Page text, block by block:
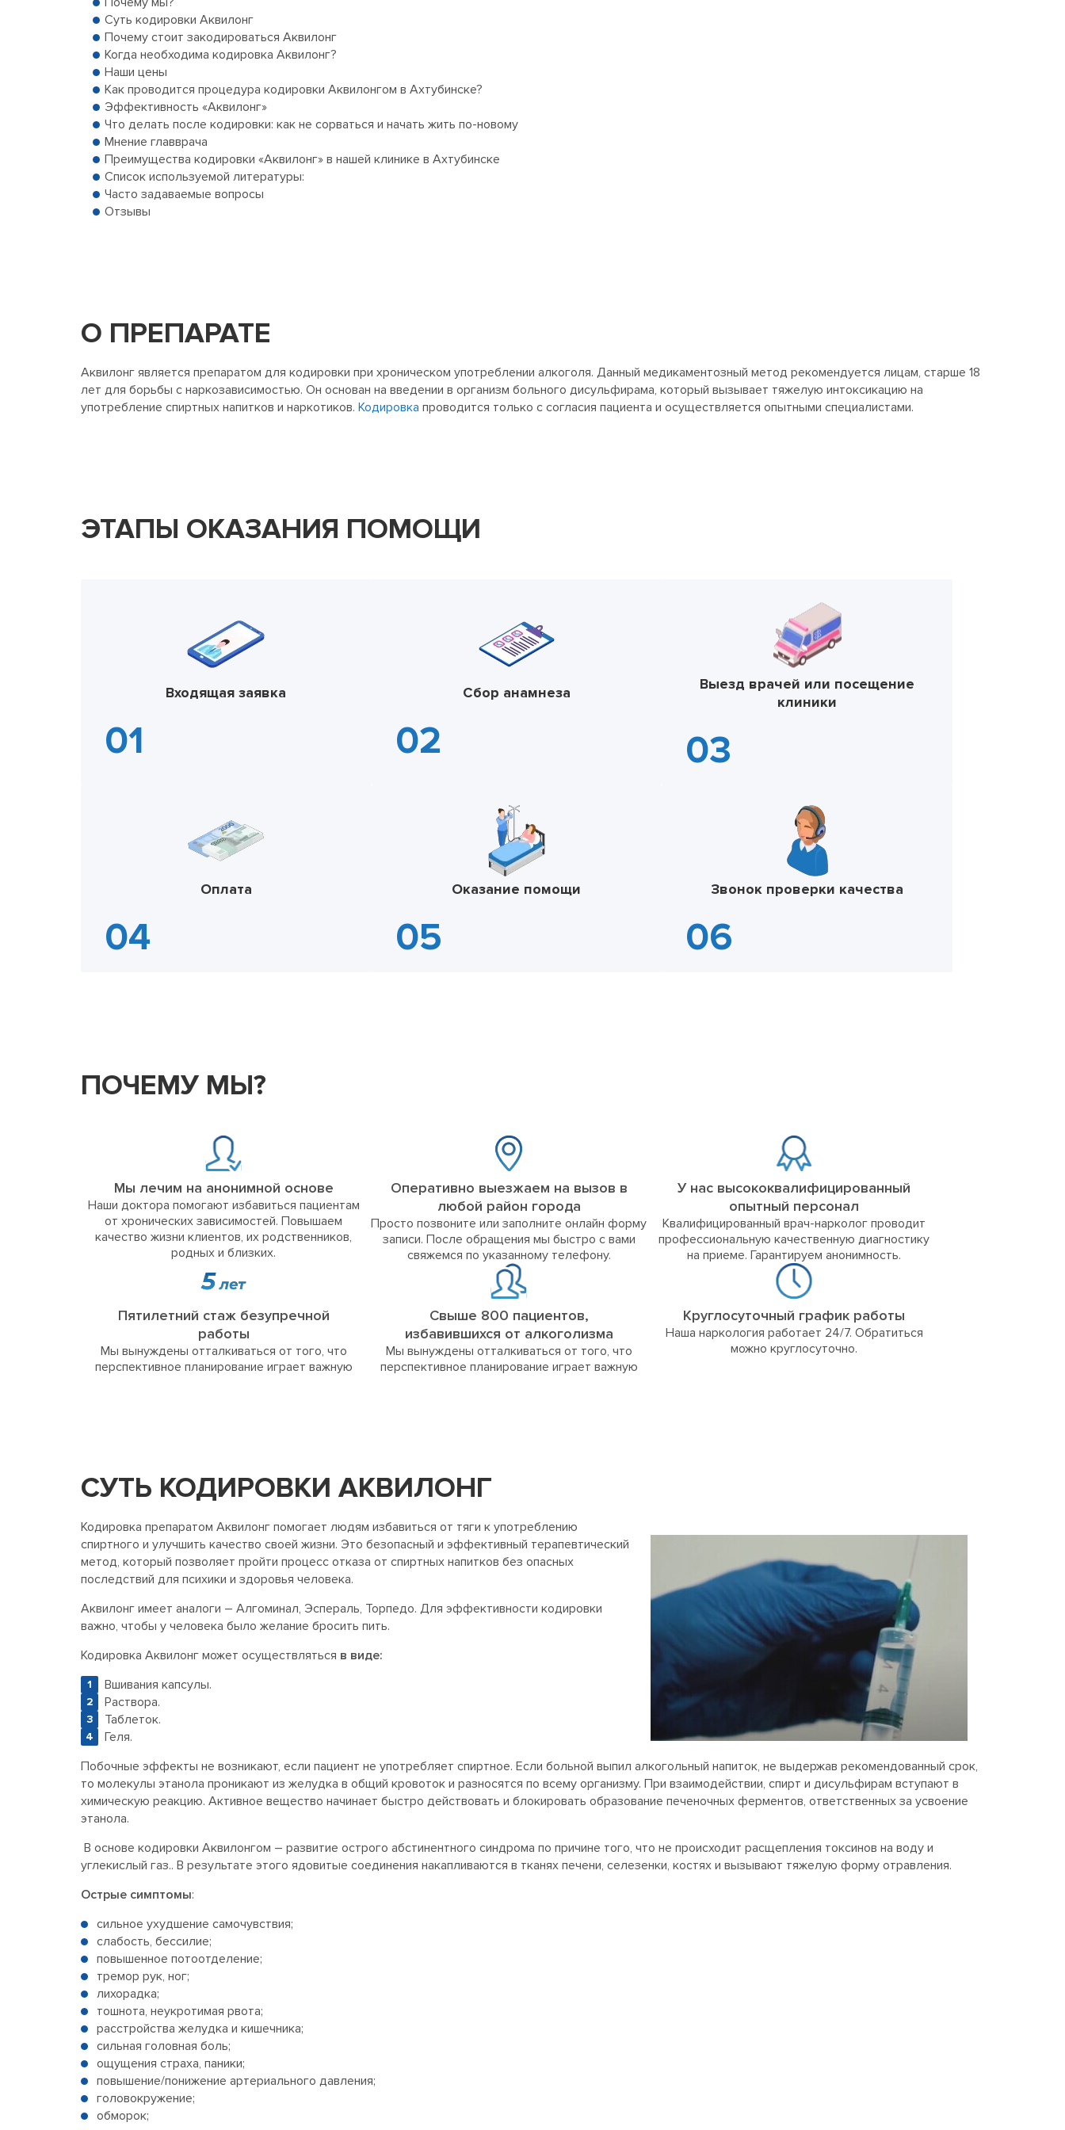
Суть кодировки Аквилонг
Почему стоит закодироваться Аквилонг
Когда необходима кодировка Аквилонг?
Наши цены
Как проводится процедура кодировки Аквилонгом в Ахтубинске?
Эффективность «Аквилонг»
Что делать после кодировки: как не сорваться и начать жить по-новому
Мнение главврача
Преимущества кодировки «Аквилонг» в нашей клинике в Ахтубинске
Список используемой литературы:
Часто задаваемые вопросы
Отзывы
О ПРЕПАРАТЕ
Аквилонг является препаратом для кодировки при хроническом употреблении алкоголя. Данный медикаментозный метод рекомендуется лицам, старше 18
лет для борьбы с наркозависимостью. Он основан на введении в организм больного дисульфирама, который вызывает тяжелую интоксикацию на
употребление спиртных напитков и наркотиков. Кодировка проводится только с согласия пациента и осуществляется опытными специалистами.
ЭТАПЫ ОКАЗАНИЯ ПОМОЩИ
Входящая заявка Сбор анамнеза
Выезд врачей или посещение
клиники
Оплата Оказание помощи Звонок проверки качества
ПОЧЕМУ МЫ?
Мы лечим на анонимной основе
Наши доктора помогают избавиться пациентам
от хронических зависимостей. Повышаем
качество жизни клиентов, их родственников,
родных и близких.
Оперативно выезжаем на вызов в
любой район города
Просто позвоните или заполните онлайн форму
записи. После обращения мы быстро с вами
свяжемся по указанному телефону.
У нас высококвалифицированный
опытный персонал
Квалифицированный врач-нарколог проводит
профессиональную качественную диагностику
на приеме. Гарантируем анонимность.
Пятилетний стаж безупречной
работы
Мы вынуждены отталкиваться от того, что
перспективное планирование играет важную
Свыше 800 пациентов,
избавившихся от алкоголизма
Мы вынуждены отталкиваться от того, что
перспективное планирование играет важную
Круглосуточный график работы
Наша наркология работает 24/7. Обратиться
можно круглосуточно.
СУТЬ КОДИРОВКИ АКВИЛОНГ
Кодировка препаратом Аквилонг помогает людям избавиться от тяги к употреблению
спиртного и улучшить качество своей жизни. Это безопасный и эффективный терапевтический
метод, который позволяет пройти процесс отказа от спиртных напитков без опасных
последствий для психики и здоровья человека.
Аквилонг имеет аналоги – Алгоминал, Эспераль, Торпедо. Для эффективности кодировки
важно, чтобы у человека было желание бросить пить.
Кодировка Аквилонг может осуществляться в виде:
Вшивания капсулы.
Раствора.
Таблеток.
Геля.
Побочные эффекты не возникают, если пациент не употребляет спиртное. Если больной выпил алкогольный напиток, не выдержав рекомендованный срок,
то молекулы этанола проникают из желудка в общий кровоток и разносятся по всему организму. При взаимодействии, спирт и дисульфирам вступают в
химическую реакцию. Активное вещество начинает быстро действовать и блокировать образование печеночных ферментов, ответственных за усвоение
этанола.
В основе кодировки Аквилонгом – развитие острого абстинентного синдрома по причине того, что не происходит расщепления токсинов на воду и
углекислый газ.. В результате этого ядовитые соединения накапливаются в тканях печени, селезенки, костях и вызывают тяжелую форму отравления.
Острые симптомы:
сильное ухудшение самочувствия;
слабость, бессилие;
повышенное потоотделение;
тремор рук, ног;
лихорадка;
тошнота, неукротимая рвота;
расстройства желудка и кишечника;
сильная головная боль;
ощущения страха, паники;
повышение/понижение артериального давления;
головокружение;
обморок;